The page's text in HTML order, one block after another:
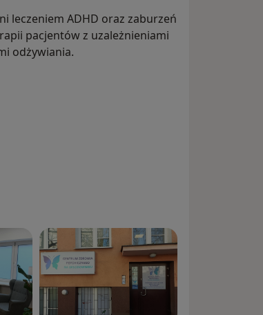
leczeniem ADHD oraz zaburzeń
pacjentów z uzależnieniami
odżywiania.